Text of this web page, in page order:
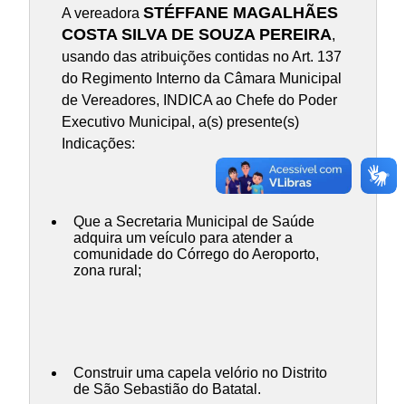
A vereadoraSTÉFFANE MAGALHÃES
COSTA SILVA DE SOUZA PEREIRA,
usando das atribuições contidas no Art. 137
do Regimento Interno da Câmara Municipal
de Vereadores, INDICA ao Chefe do Poder
Executivo Municipal, a(s) presente(s)
Indicações:
Que a Secretaria Municipal de Saúde
adquira um veículo para atender a
comunidade do Córrego do Aeroporto,
zona rural;
Construir uma capela velório no Distrito
de São Sebastião do Batatal.